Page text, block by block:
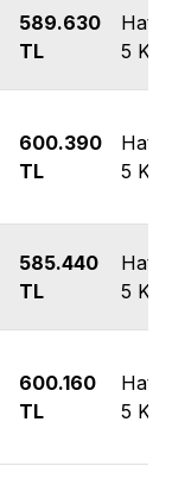
589.630
TL
5
600.390
TL
5
585.440
TL
5
600.160
TL
5